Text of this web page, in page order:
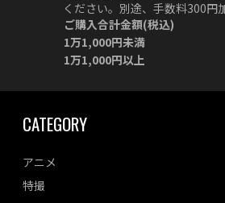
ください。別途、手数料300円
ご購入合計金額(税込)
1万1,000円未満
1万1,000円以上
CATEGORY
アニメ
特撮